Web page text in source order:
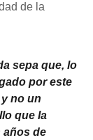
de la
sepa que, lo
por este
no un
que la
años de